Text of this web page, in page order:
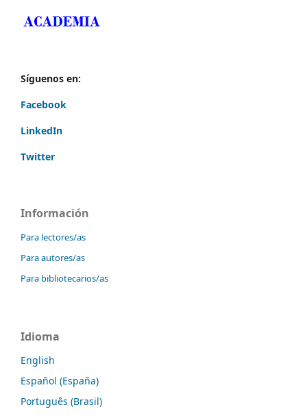
Síguenos en:
Facebook
LinkedIn
Twitter
Información
Para lectores/as
Para autores/as
Para bibliotecarios/as
Idioma
English
Español (España)
Português (Brasil)